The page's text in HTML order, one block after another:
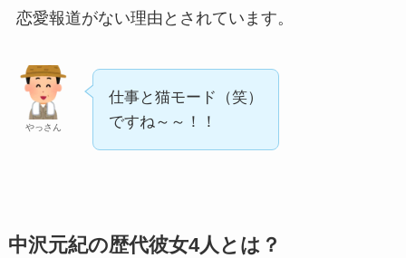
恋愛報道がない理由とされています。
やっさん
仕事と猫モード（笑）
ですね～～！！
中沢元紀の歴代彼女4人とは？